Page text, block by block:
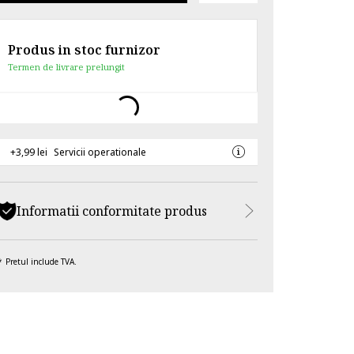
Produs in stoc furnizor
Termen de livrare prelungit
+3,99 lei Servicii operationale
Informatii conformitate produs
Pretul include TVA.